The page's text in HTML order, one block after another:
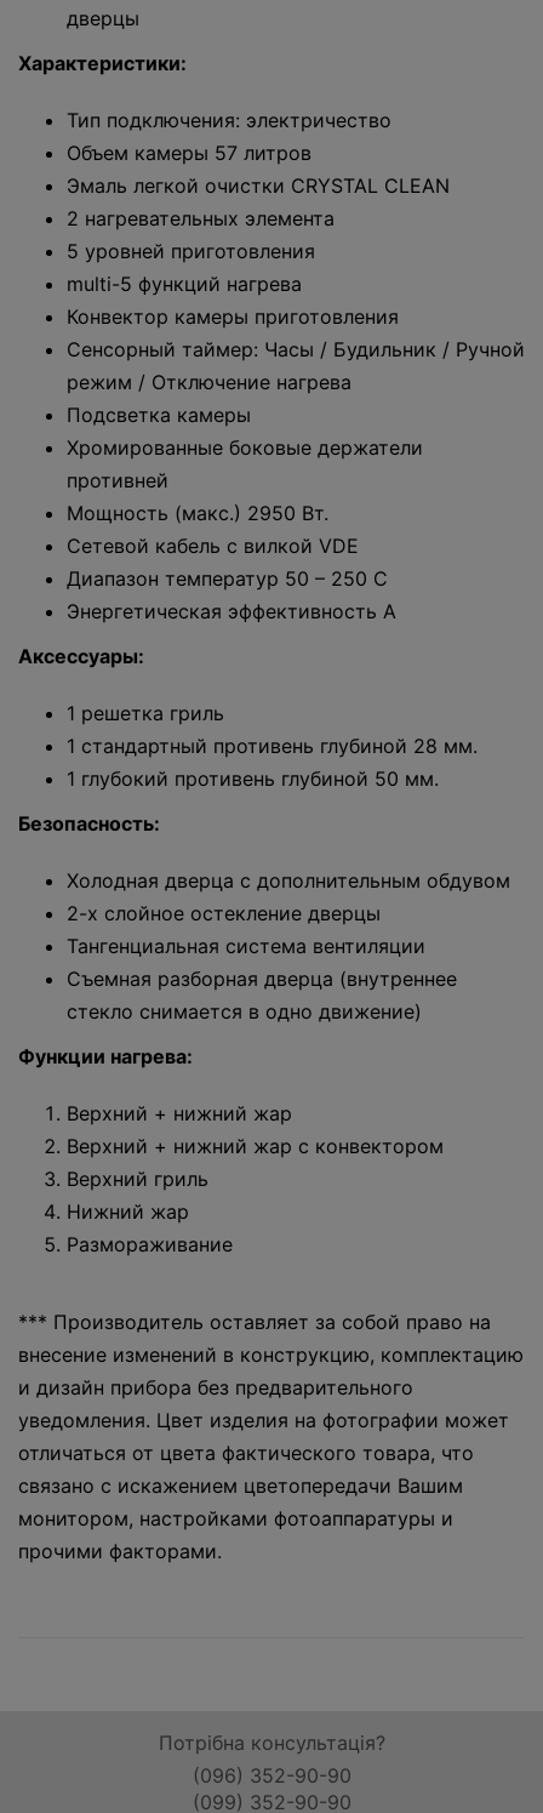
дверцы
Характеристики:
Тип подключения: электричество
Объем камеры 57 литров
Эмаль легкой очистки CRYSTAL CLEAN
2 нагревательных элемента
5 уровней приготовления
multi-5 функций нагрева
Конвектор камеры приготовления
Сенсорный таймер: Часы / Будильник / Ручной
режим / Отключение нагрева
Подсветка камеры
Хромированные боковые держатели
противней
Мощность (макс.) 2950 Вт.
Сетевой кабель с вилкой VDE
Диапазон температур 50 – 250 С
Энергетическая эффективность А
Аксессуары:
1 решетка гриль
1 стандартный противень глубиной 28 мм.
1 глубокий противень глубиной 50 мм.
Безопасность:
Холодная дверца с дополнительным обдувом
2-х слойное остекление дверцы
Тангенциальная система вентиляции
Съемная разборная дверца (внутреннее
стекло снимается в одно движение)
Функции нагрева:
Верхний + нижний жар
Верхний + нижний жар с конвектором
Верхний гриль
Нижний жар
Размораживание
*** Производитель оставляет за собой право на
внесение изменений в конструкцию, комплектацию
и дизайн прибора без предварительного
уведомления. Цвет изделия на фотографии может
отличаться от цвета фактического товара, что
связано с искажением цветопередачи Вашим
монитором, настройками фотоаппаратуры и
прочими факторами.
Потрібна консультація?
(096) 352-90-90
(099) 352-90-90